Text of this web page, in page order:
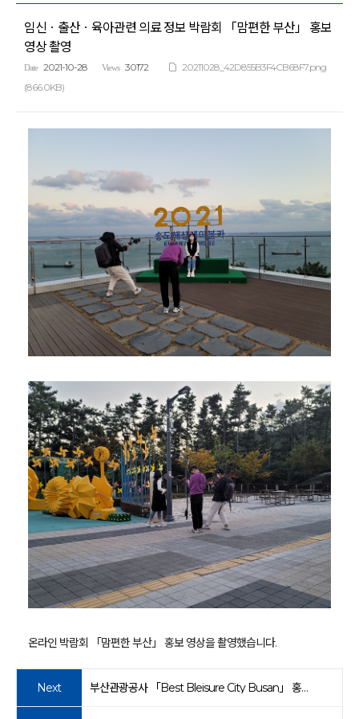
임신ㆍ출산ㆍ육아관련 의료 정보 박람회 「맘편한 부산」 홍보
영상 촬영
Date 2021-10-28 Views 30172
20211028_42D855B3F4CB68F7.png
(866.0KB)
온라인 박람회 「맘편한 부산」 홍보 영상을 촬영했습니다.
Next 부산관광공사 「Best Bleisure City Busan」 홍보 영상 촬영